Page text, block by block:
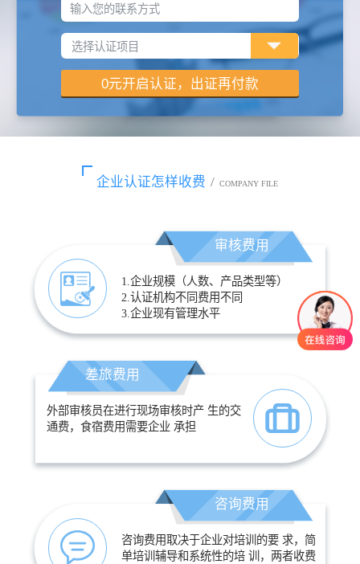
输入您的联系方式
企业认证怎样收费 / COMPANY FILE
审核费用
1.企业规模（人数、产品类型等）
2.认证机构不同费用不同
3.企业现有管理水平
差旅费用
外部审核员在进行现场审核时产 生的交
通费，食宿费用需要企业 承担
咨询费用
咨询费用取决于企业对培训的要 求，简
单培训辅导和系统性的培 训，两者收费